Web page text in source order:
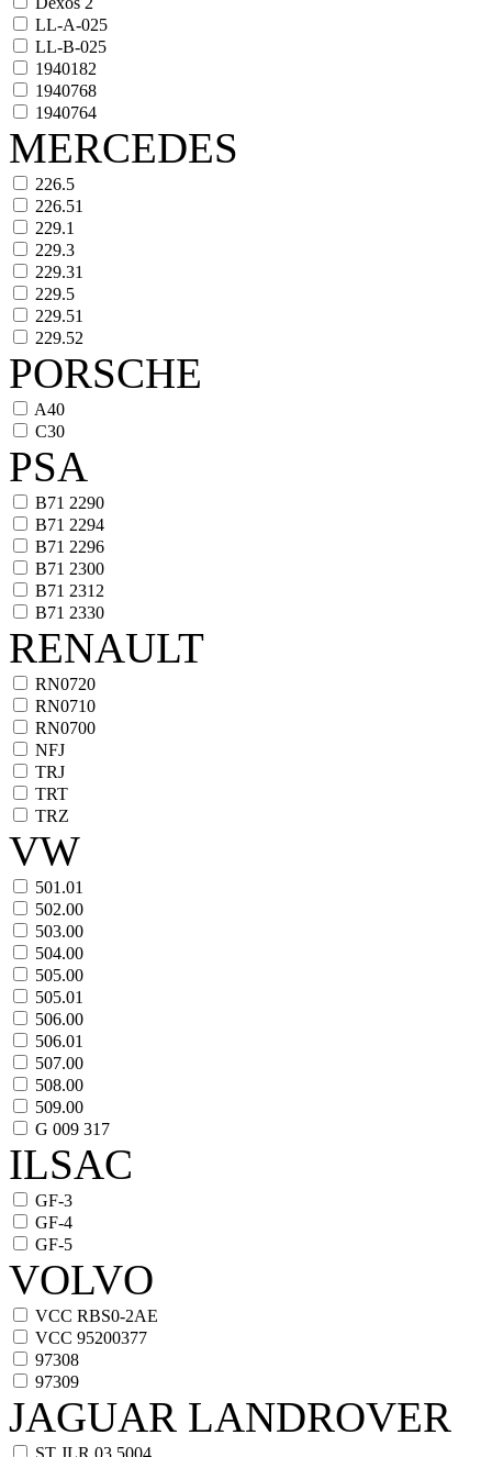
LL-A-025
LL-B-025
1940182
1940768
1940764
MERCEDES
226.5
226.51
229.1
229.3
229.31
229.5
229.51
229.52
PORSCHE
A40
C30
PSA
B71 2290
B71 2294
B71 2296
B71 2300
B71 2312
B71 2330
RENAULT
RN0720
RN0710
RN0700
NFJ
TRJ
TRT
TRZ
VW
501.01
502.00
503.00
504.00
505.00
505.01
506.00
506.01
507.00
508.00
509.00
G 009 317
ILSAC
GF-3
GF-4
GF-5
VOLVO
VCC RBS0-2AE
VCC 95200377
97308
97309
JAGUAR LANDROVER
ST JLR.03.5004